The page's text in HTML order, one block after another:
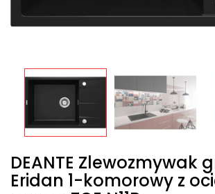
DEANTE Zlewozmywak
Eridan 1-komorowy z